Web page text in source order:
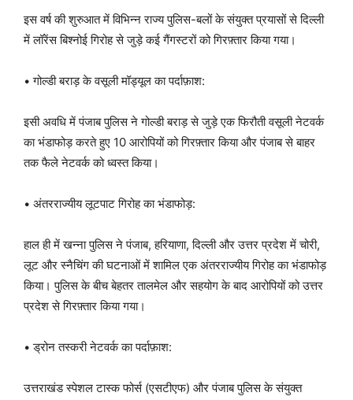
इस वर्ष की शुरुआत में विभिन्न राज्य पुलिस-बलों के संयुक्त प्रयासों से दिल्ली
में लॉरेंस बिश्नोई गिरोह से जुड़े कई गैंगस्टरों को गिरफ़्तार किया गया।
• गोल्डी बराड़ के वसूली मॉड्यूल का पर्दाफ़ाश:
इसी अवधि में पंजाब पुलिस ने गोल्डी बराड़ से जुड़े एक फिरौती वसूली नेटवर्क
का भंडाफोड़ करते हुए 10 आरोपियों को गिरफ़्तार किया और पंजाब से बाहर
तक फैले नेटवर्क को ध्वस्त किया।
• अंतरराज्यीय लूटपाट गिरोह का भंडाफोड़:
हाल ही में खन्ना पुलिस ने पंजाब, हरियाणा, दिल्ली और उत्तर प्रदेश में चोरी,
लूट और स्नैचिंग की घटनाओं में शामिल एक अंतरराज्यीय गिरोह का भंडाफोड़
किया। पुलिस के बीच बेहतर तालमेल और सहयोग के बाद आरोपियों को उत्तर
प्रदेश से गिरफ़्तार किया गया।
• ड्रोन तस्करी नेटवर्क का पर्दाफ़ाश:
उत्तराखंड स्पेशल टास्क फोर्स (एसटीएफ) और पंजाब पुलिस के संयुक्त